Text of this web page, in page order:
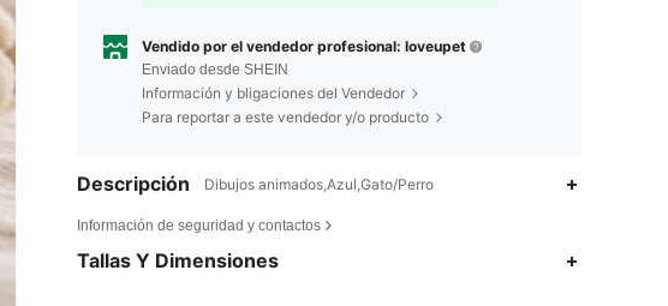
Vendido por el vendedor profesional: loveupet
Enviado desde SHEIN
Información y bligaciones del Vendedor
Para reportar a este vendedor y/o producto
Descripción Dibujos animados,Azul,Gato/Perro
Información de seguridad y contactos
Tallas Y Dimensiones
4,86